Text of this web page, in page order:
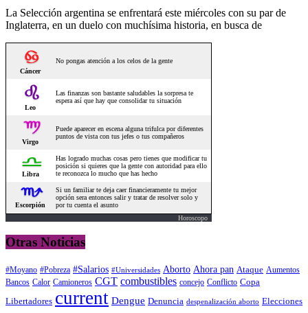
La Selección argentina se enfrentará este miércoles con su par de
Inglaterra, en un duelo con muchísima historia, en busca de
Horoscopo
Otras Noticias
#Moyano #Pobreza #Salarios #Universidades Aborto Ahora pan Ataque Aumentos
Bancos Calor Camioneros CGT combustibles concejo Conflicto Copa
Libertadores current Dengue Denuncia despenalización aborto Elecciones